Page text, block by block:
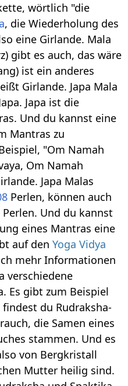
wörtlich "die
, die Wiederholung des
eine Girlande. Mala
gibt es auch, das wäre
ist ein anderes
Girlande. Japa Mala
Japa ist die
Und du kannst eine
Mantras zu
"Om Namah
Om Namah
Japa Malas
Perlen, können auch
Und du kannst
eines Mantras eine
auf denYoga Vidya
mehr Informationen
verschiedene
Es gibt zum Beispiel
du Rudraksha-
die Samen eines
stammen. Und es
von Bergkristall
Mutter heilig sind.